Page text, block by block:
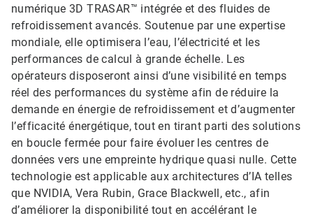
numérique 3D TRASAR™ intégrée et des fluides de
refroidissement avancés. Soutenue par une expertise
mondiale, elle optimisera l’eau, l’électricité et les
performances de calcul à grande échelle. Les
opérateurs disposeront ainsi d’une visibilité en temps
réel des performances du système afin de réduire la
demande en énergie de refroidissement et d’augmenter
l’efficacité énergétique, tout en tirant parti des solutions
en boucle fermée pour faire évoluer les centres de
données vers une empreinte hydrique quasi nulle. Cette
technologie est applicable aux architectures d’IA telles
que NVIDIA, Vera Rubin, Grace Blackwell, etc., afin
d’améliorer la disponibilité tout en accélérant le